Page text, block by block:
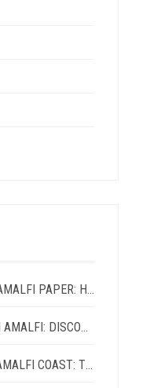
THE ARTISAN TRADITION OF AMALFI PAPER: HOW WE KEEP ALIVE A LEGACY THAT DATES BACK TO THE ANCIENT REPUBLIC
THE TOP 10 THINGS TO DO IN AMALFI: DISCOVER ARTISANAL CRAFTSMANSHIP, HISTORY, AND TRADITIONS
THE LUCKY DONKEY OF THE AMALFI COAST: THE LEGEND THAT INSPIRED HOPE AND PROSPERITY